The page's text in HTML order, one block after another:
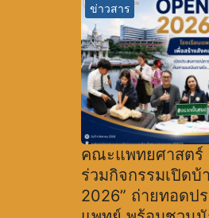
ข่าวสาร
คณะแพทยศาสตร์
ร่วมกิจกรรมเปิดบ้
2026” ถ่ายทอดป